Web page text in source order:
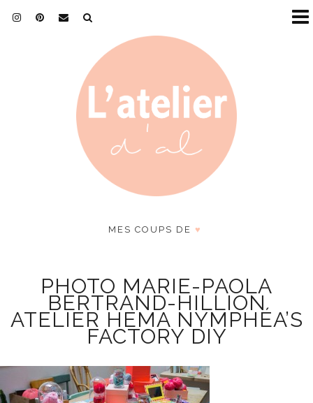
MES COUPS DE ♥
PHOTO MARIE-PAOLA
BERTRAND-HILLION
ATELIER HEMA NYMPHÉA’S
FACTORY DIY